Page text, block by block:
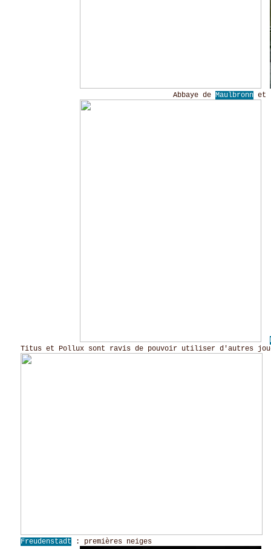
Abbaye de Maulbronn et
Titus et Pollux sont ravis de pouvoir utiliser d'autres
Freudenstadt : premières neiges